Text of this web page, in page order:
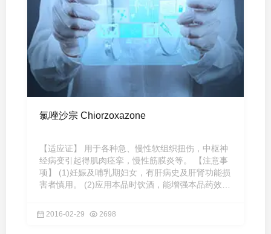
氯唑沙宗 Chiorzoxazone
【适应证】 用于各种急、慢性软组织扭伤，中枢神
经病变引起得肌肉痉挛，慢性筋膜炎等。 【注意事
项】 (1)妊娠及哺乳期妇女，有肝病史及肝肾功能损
害者慎用。 (2)应用本品时饮酒，能增强本品药效，
2016-02-29 2698